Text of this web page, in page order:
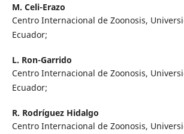
M. Celi-Erazo
Centro Internacional de Zoonosis,
Ecuador;
L. Ron-Garrido
Centro Internacional de Zoonosis,
Ecuador;
R. Rodríguez Hidalgo
Centro Internacional de Zoonosis,